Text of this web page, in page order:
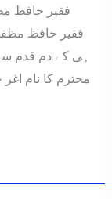
فقیر حافظ
فقیر حافظ
ہی کے دم قدم
محترم کا نام